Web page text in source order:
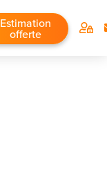
Estimation
offerte